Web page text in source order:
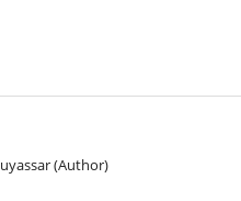
(Author)